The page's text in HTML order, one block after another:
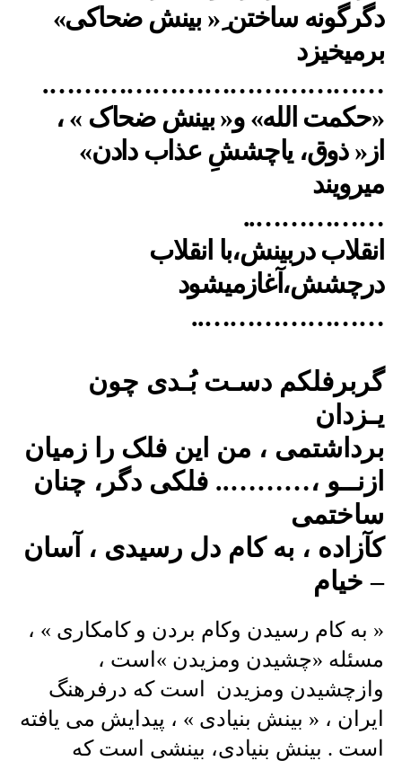
دگرگونه ساختن ِ« بینش ضحاکی»
برمیخیزد
………………………………….
«حکمت الله» و« بینش ضحاک » ،
از« ذوق، یاچششِ عذاب دادن»
میرویند
……………..
انقلاب دربینش،با انقلاب
درچشش،آغازمیشود
…………………..
گربرفلکم دسـت بُـدی چون
یـزدان
برداشتمی ، من این فلک را زمیان
ازنــو ،……….. فلکی دگر، چنان
ساختمی
کآزاده ، به کام دل رسیدی ، آسان
– خیام
« به کام رسیدن وکام بردن و کامکاری » ،
مسئله «چشیدن ومزیدن »است ،
وازچشیدن ومزیدن است که درفرهنگ
ایران ، « بینش بنیادی » ، پیدایش می یافته
است . بینش بنیادی، بینشی است که